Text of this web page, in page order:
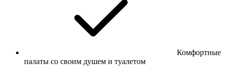
Комфортные
палаты со своим душем и туалетом